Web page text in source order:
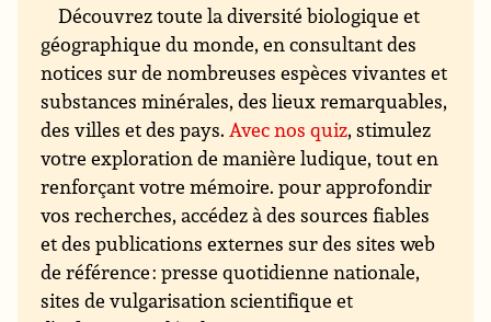
Découvrez toute la diversité biologique et
géographique du monde, en consultant des
notices sur de nombreuses espèces vivantes et
substances minérales, des lieux remarquables,
des villes et des pays. Avec nos quiz, stimulez
votre exploration de manière ludique, tout en
renforçant votre mémoire. pour approfondir
vos recherches, accédez à des sources fiables
et des publications externes sur des sites web
de référence : presse quotidienne nationale,
sites de vulgarisation scientifique et